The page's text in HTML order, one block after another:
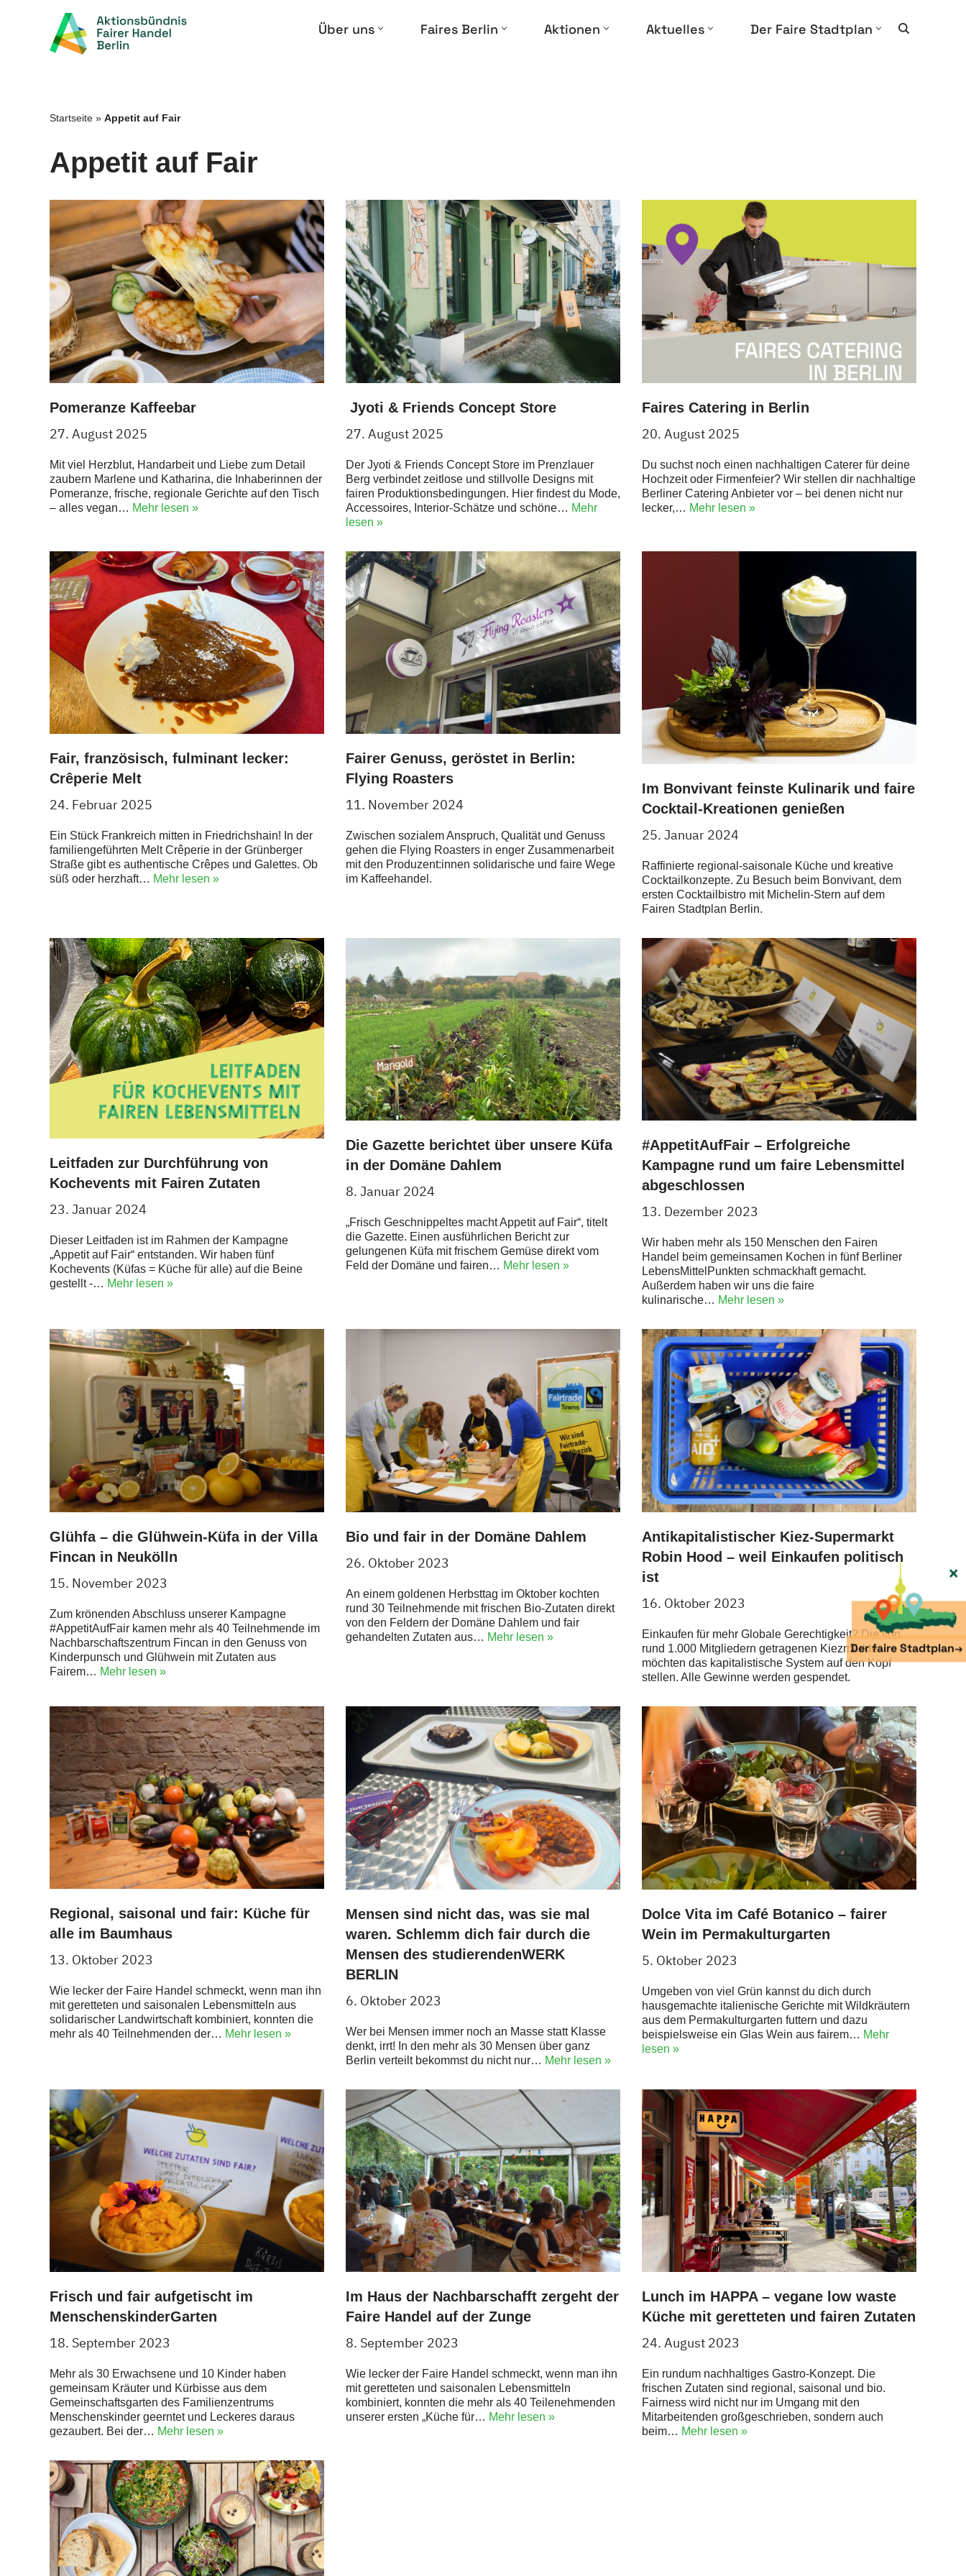
Über uns Faires Berlin Aktionen Aktuelles Der Faire Stadtplan
Startseite » Appetit auf Fair
Appetit auf Fair
Pomeranze Kaffeebar
27. August 2025
Mit viel Herzblut, Handarbeit und Liebe zum Detail
zaubern Marlene und Katharina, die Inhaberinnen der
Pomeranze, frische, regionale Gerichte auf den Tisch
– alles vegan… Mehr lesen »
Jyoti & Friends Concept Store
27. August 2025
Der Jyoti & Friends Concept Store im Prenzlauer
Berg verbindet zeitlose und stillvolle Designs mit
fairen Produktionsbedingungen. Hier findest du Mode,
Accessoires, Interior-Schätze und schöne… Mehr
lesen »
Faires Catering in Berlin
20. August 2025
Du suchst noch einen nachhaltigen Caterer für deine
Hochzeit oder Firmenfeier? Wir stellen dir nachhaltige
Berliner Catering Anbieter vor – bei denen nicht nur
lecker,… Mehr lesen »
Fair, französisch, fulminant lecker:
Crêperie Melt
24. Februar 2025
Ein Stück Frankreich mitten in Friedrichshain! In der
familiengeführten Melt Crêperie in der Grünberger
Straße gibt es authentische Crêpes und Galettes. Ob
süß oder herzhaft… Mehr lesen »
Fairer Genuss, geröstet in Berlin:
Flying Roasters
11. November 2024
Zwischen sozialem Anspruch, Qualität und Genuss
gehen die Flying Roasters in enger Zusammenarbeit
mit den Produzent:innen solidarische und faire Wege
im Kaffeehandel.
Im Bonvivant feinste Kulinarik und faire
Cocktail-Kreationen genießen
25. Januar 2024
Raffinierte regional-saisonale Küche und kreative
Cocktailkonzepte. Zu Besuch beim Bonvivant, dem
ersten Cocktailbistro mit Michelin-Stern auf dem
Fairen Stadtplan Berlin.
Leitfaden zur Durchführung von
Kochevents mit Fairen Zutaten
23. Januar 2024
Dieser Leitfaden ist im Rahmen der Kampagne
„Appetit auf Fair“ entstanden. Wir haben fünf
Kochevents (Küfas = Küche für alle) auf die Beine
gestellt -… Mehr lesen »
Die Gazette berichtet über unsere Küfa
in der Domäne Dahlem
8. Januar 2024
„Frisch Geschnippeltes macht Appetit auf Fair“, titelt
die Gazette. Einen ausführlichen Bericht zur
gelungenen Küfa mit frischem Gemüse direkt vom
Feld der Domäne und fairen… Mehr lesen »
#AppetitAufFair – Erfolgreiche
Kampagne rund um faire Lebensmittel
abgeschlossen
13. Dezember 2023
Wir haben mehr als 150 Menschen den Fairen
Handel beim gemeinsamen Kochen in fünf Berliner
LebensMittelPunkten schmackhaft gemacht.
Außerdem haben wir uns die faire
kulinarische… Mehr lesen »
Glühfa – die Glühwein-Küfa in der Villa
Fincan in Neukölln
15. November 2023
Zum krönenden Abschluss unserer Kampagne
#AppetitAufFair kamen mehr als 40 Teilnehmende im
Nachbarschaftszentrum Fincan in den Genuss von
Kinderpunsch und Glühwein mit Zutaten aus
Fairem… Mehr lesen »
Bio und fair in der Domäne Dahlem
26. Oktober 2023
An einem goldenen Herbsttag im Oktober kochten
rund 30 Teilnehmende mit frischen Bio-Zutaten direkt
von den Feldern der Domäne Dahlem und fair
gehandelten Zutaten aus… Mehr lesen »
Antikapitalistischer Kiez-Supermarkt
Robin Hood – weil Einkaufen politisch
ist
16. Oktober 2023
Einkaufen für mehr Globale Gerechtigkeit? Die von
rund 1.000 Mitgliedern getragenen Kiezmärkte
möchten das kapitalistische System auf den Kopf
stellen. Alle Gewinne werden gespendet.
Regional, saisonal und fair: Küche für
alle im Baumhaus
13. Oktober 2023
Wie lecker der Faire Handel schmeckt, wenn man ihn
mit geretteten und saisonalen Lebensmitteln aus
solidarischer Landwirtschaft kombiniert, konnten die
mehr als 40 Teilnehmenden der… Mehr lesen »
Mensen sind nicht das, was sie mal
waren. Schlemm dich fair durch die
Mensen des studierendenWERK
BERLIN
6. Oktober 2023
Wer bei Mensen immer noch an Masse statt Klasse
denkt, irrt! In den mehr als 30 Mensen über ganz
Berlin verteilt bekommst du nicht nur… Mehr lesen »
Dolce Vita im Café Botanico – fairer
Wein im Permakulturgarten
5. Oktober 2023
Umgeben von viel Grün kannst du dich durch
hausgemachte italienische Gerichte mit Wildkräutern
aus dem Permakulturgarten futtern und dazu
beispielsweise ein Glas Wein aus fairem… Mehr
lesen »
Frisch und fair aufgetischt im
MenschenskinderGarten
18. September 2023
Mehr als 30 Erwachsene und 10 Kinder haben
gemeinsam Kräuter und Kürbisse aus dem
Gemeinschaftsgarten des Familienzentrums
Menschenskinder geerntet und Leckeres daraus
gezaubert. Bei der… Mehr lesen »
Im Haus der Nachbarschafft zergeht der
Faire Handel auf der Zunge
8. September 2023
Wie lecker der Faire Handel schmeckt, wenn man ihn
mit geretteten und saisonalen Lebensmitteln
kombiniert, konnten die mehr als 40 Teilenehmenden
unserer ersten „Küche für… Mehr lesen »
Lunch im HAPPA – vegane low waste
Küche mit geretteten und fairen Zutaten
24. August 2023
Ein rundum nachhaltiges Gastro-Konzept. Die
frischen Zutaten sind regional, saisonal und bio.
Fairness wird nicht nur im Umgang mit den
Mitarbeitenden großgeschrieben, sondern auch
beim… Mehr lesen »
×
Der faire Stadtplan→